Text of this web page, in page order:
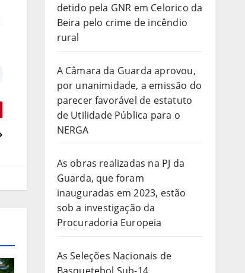
detido pela GNR em Celorico da
Beira pelo crime de incêndio
rural
A Câmara da Guarda aprovou,
por unanimidade, a emissão do
parecer favorável de estatuto
de Utilidade Pública para o
NERGA
As obras realizadas na PJ da
Guarda, que foram
inauguradas em 2023, estão
sob a investigação da
Procuradoria Europeia
As Seleções Nacionais de